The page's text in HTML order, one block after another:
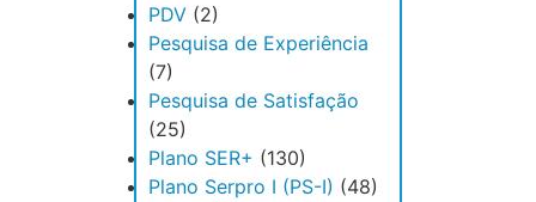
PDV (2)
Pesquisa de Experiência
(7)
Pesquisa de Satisfação
(25)
Plano SER+ (130)
Plano Serpro I (PS-I) (48)